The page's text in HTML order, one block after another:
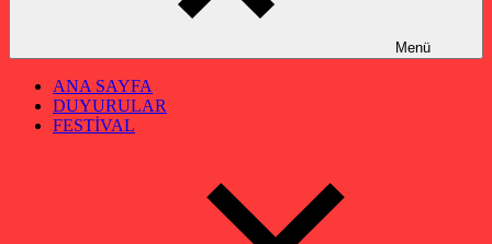
Menü
ANA SAYFA
DUYURULAR
FESTİVAL